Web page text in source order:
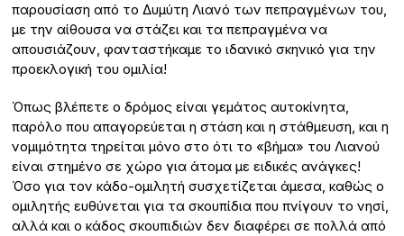
παρουσίαση από το Δυμύτη Λιανό των πεπραγμένων του,
με την αίθουσα να στάζει και τα πεπραγμένα να
απουσιάζουν, φανταστήκαμε το ιδανικό σκηνικό για την
προεκλογική του ομιλία!
Όπως βλέπετε ο δρόμος είναι γεμάτος αυτοκίνητα,
παρόλο που απαγορεύεται η στάση και η στάθμευση, και η
νομιμότητα τηρείται μόνο στο ότι το «βήμα» του Λιανού
είναι στημένο σε χώρο για άτομα με ειδικές ανάγκες!
Όσο για τον κάδο-ομιλητή συσχετίζεται άμεσα, καθώς ο
ομιλητής ευθύνεται για τα σκουπίδια που πνίγουν το νησί,
αλλά και ο κάδος σκουπιδιών δεν διαφέρει σε πολλά από